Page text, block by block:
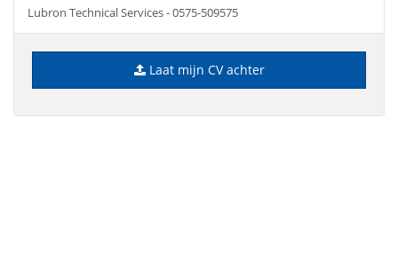
Lubron Technical Services - 0575-509575
Laat mijn CV achter